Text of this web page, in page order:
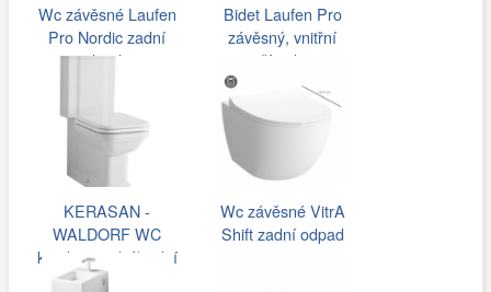
Wc závěsné Laufen
Pro Nordic zadní
odpad…
Bidet Laufen Pro
závěsný, vnitřní
přívod…
KERASAN -
WALDORF WC
kombi, spodní/zadní
odpad,…
Wc závěsné VitrA
Shift zadní odpad